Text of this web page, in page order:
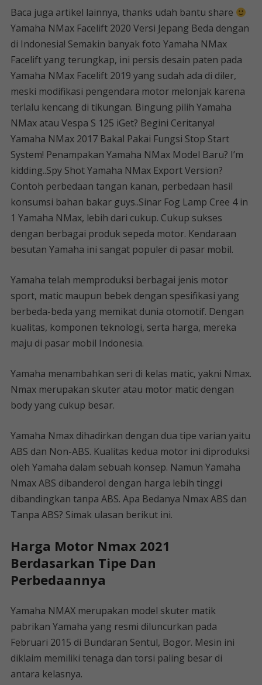
Baca juga artikel lainnya, thanks udah bantu share
Yamaha NMax Facelift 2020 Versi Jepang Beda dengan
di Indonesia! Semakin banyak foto Yamaha NMax
Facelift yang terungkap, ini persis desain paten pada
Yamaha NMax Facelift 2019 yang sudah ada di diler,
meski modifikasi pengendara motor melonjak karena
terlalu kencang di tikungan. Bingung pilih Yamaha
NMax atau Vespa S 125 iGet? Begini Ceritanya!
Yamaha NMax 2017 Bakal Pakai Fungsi Stop Start
System! Penampakan Yamaha NMax Model Baru? I’m
kidding..Spy Shot Yamaha NMax Export Version?
Contoh perbedaan tangan kanan, perbedaan hasil
konsumsi bahan bakar guys..Sinar Fog Lamp Cree 4 in
1 Yamaha NMax, lebih dari cukup. Cukup sukses
dengan berbagai produk sepeda motor. Kendaraan
besutan Yamaha ini sangat populer di pasar mobil.
Yamaha telah memproduksi berbagai jenis motor
sport, matic maupun bebek dengan spesifikasi yang
berbeda-beda yang memikat dunia otomotif. Dengan
kualitas, komponen teknologi, serta harga, mereka
maju di pasar mobil Indonesia.
Yamaha menambahkan seri di kelas matic, yakni Nmax.
Nmax merupakan skuter atau motor matic dengan
body yang cukup besar.
Yamaha Nmax dihadirkan dengan dua tipe varian yaitu
ABS dan Non-ABS. Kualitas kedua motor ini diproduksi
oleh Yamaha dalam sebuah konsep. Namun Yamaha
Nmax ABS dibanderol dengan harga lebih tinggi
dibandingkan tanpa ABS. Apa Bedanya Nmax ABS dan
Tanpa ABS? Simak ulasan berikut ini.
Harga Motor Nmax 2021
Berdasarkan Tipe Dan
Perbedaannya
Yamaha NMAX merupakan model skuter matik
pabrikan Yamaha yang resmi diluncurkan pada
Februari 2015 di Bundaran Sentul, Bogor. Mesin ini
diklaim memiliki tenaga dan torsi paling besar di
antara kelasnya.